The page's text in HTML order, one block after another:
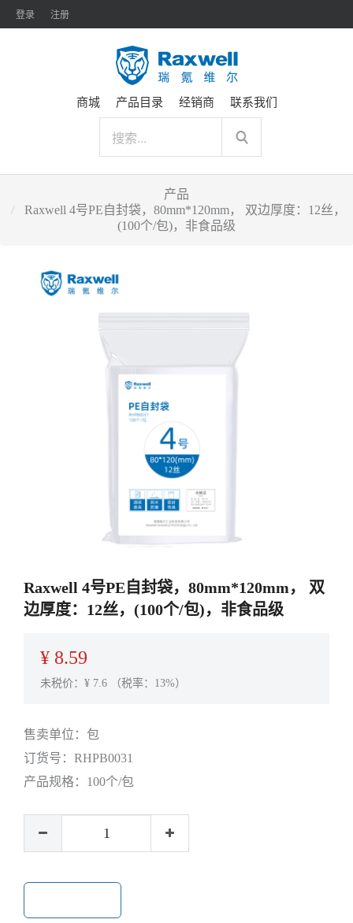
登录 注册
商城 产品目录 经销商 联系我们
产品
Raxwell 4号PE自封袋，80mm*120mm， 双边厚度：12丝，
(100个/包)，非食品级
Raxwell 4号PE自封袋，80mm*120mm， 双
边厚度：12丝，(100个/包)，非食品级
¥ 8.59
未税价：¥ 7.6 （税率：13%）
售卖单位： 包
订货号： RHPB0031
产品规格： 100个/包